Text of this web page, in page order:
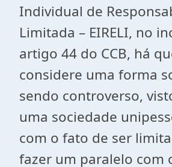
Individual de
Limitada – EIRELI, no
artigo 44 do CCB, há
considere uma forma
sendo controverso,
uma sociedade
com o fato de ser
fazer um paralelo com